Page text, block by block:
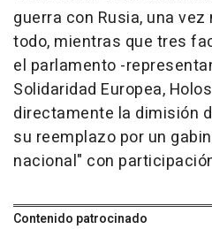
guerra con Rusia, una
todo, mientras que tres
el parlamento -
Solidaridad Europea,
directamente la dimisión
su reemplazo por un
nacional" con
Contenido patrocinado